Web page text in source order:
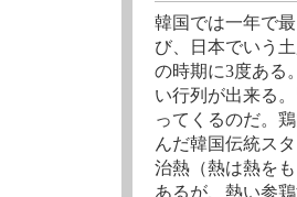
韓国では一年で
び、日本でいう
の時期に3度ある
い行列が出来る
ってくるのだ。
んだ韓国伝統ス
治熱（熱は熱を
あるが、熱い参